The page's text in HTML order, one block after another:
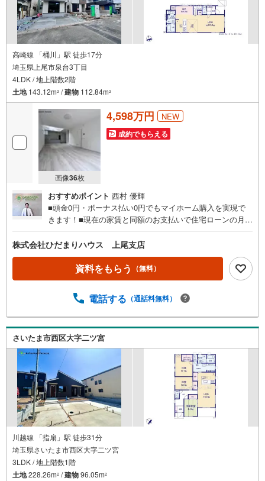
高崎線 「桶川」駅 徒歩17分
埼玉県上尾市泉台3丁目
4LDK / 地上階数2階
土地143.12m2 /建物 112.84m2
画像36枚
4,598万円 NEW
成約でもらえる
おすすめポイント 西村 優輝
■頭金0円・ボーナス払い0円でもマイホーム購入を実現で
きます！■現在の家賃と同額のお支払いで住宅ローンの月々
明器具なども住宅ローンに組み入れられる時期です☆彡■住
宅ローン事前相談にてマイホーム購入後の住宅ローン返済
額を事前に知ることができ、住宅ローン審査も安心して行
えます。■大きな買い物だからこそ、一つひとつ納得しなが
とも、十分理解した上でご選択できます☆彡■現在、車のロ
ださい。■低金利の今だからこそ、住宅ローン審査が緩やか
な傾向にあります。
株式会社ひだまりハウス 上尾支店
資料をもらう （無料）
電話する （通話料無料）
さいたま市西区大字二ツ宮
川越線 「指扇」駅 徒歩31分
埼玉県さいたま市西区大字二ツ宮
3LDK / 地上階数1階
土地228.26m2 /建物96.05m2